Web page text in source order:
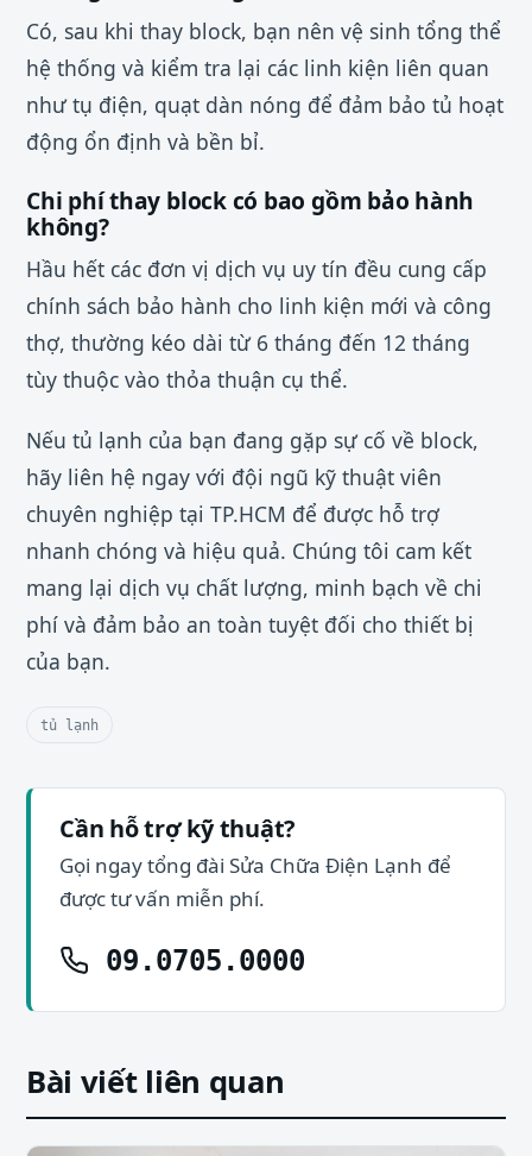
Có, sau khi thay block, bạn nên vệ sinh tổng thể
hệ thống và kiểm tra lại các linh kiện liên quan
như tụ điện, quạt dàn nóng để đảm bảo tủ hoạt
động ổn định và bền bỉ.
Chi phí thay block có bao gồm bảo hành
không?
Hầu hết các đơn vị dịch vụ uy tín đều cung cấp
chính sách bảo hành cho linh kiện mới và công
thợ, thường kéo dài từ 6 tháng đến 12 tháng
tùy thuộc vào thỏa thuận cụ thể.
Nếu tủ lạnh của bạn đang gặp sự cố về block,
hãy liên hệ ngay với đội ngũ kỹ thuật viên
chuyên nghiệp tại TP.HCM để được hỗ trợ
nhanh chóng và hiệu quả. Chúng tôi cam kết
mang lại dịch vụ chất lượng, minh bạch về chi
phí và đảm bảo an toàn tuyệt đối cho thiết bị
của bạn.
tủ lạnh
Cần hỗ trợ kỹ thuật?
Gọi ngay tổng đài Sửa Chữa Điện Lạnh để
được tư vấn miễn phí.
09.0705.0000
Bài viết liên quan